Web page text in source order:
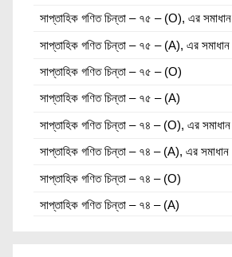
সাপ্তাহিক গণিত চিন্তা – ৭৫ – (O), এর সমাধান
সাপ্তাহিক গণিত চিন্তা – ৭৫ – (A), এর সমাধান
সাপ্তাহিক গণিত চিন্তা – ৭৫ – (O)
সাপ্তাহিক গণিত চিন্তা – ৭৫ – (A)
সাপ্তাহিক গণিত চিন্তা – ৭৪ – (O), এর সমাধান
সাপ্তাহিক গণিত চিন্তা – ৭৪ – (A), এর সমাধান
সাপ্তাহিক গণিত চিন্তা – ৭৪ – (O)
সাপ্তাহিক গণিত চিন্তা – ৭৪ – (A)